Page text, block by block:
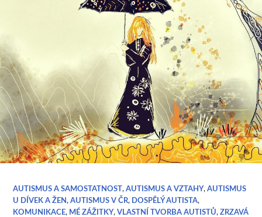
AUTISMUS A SAMOSTATNOST,AUTISMUS A VZTAHY,AUTISMUS
U DÍVEK A ŽEN,AUTISMUS V ČR, DOSPĚLÝ AUTISTA,
KOMUNIKACE, MÉ ZÁŽITKY,VLASTNÍ TVORBA AUTISTŮ,ZRZAVÁ